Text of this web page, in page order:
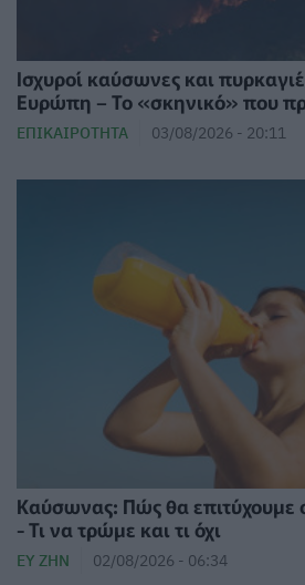
Ισχυροί καύσωνες και
Ευρώπη – Το «σκηνικό» που
ΕΠΙΚΑΙΡΌΤΗΤΑ 03/08/2026 - 20:11
Καύσωνας: Πώς θα
- Τι να τρώμε και τι όχι
ΕΥ ΖΗΝ 02/08/2026 - 06:34